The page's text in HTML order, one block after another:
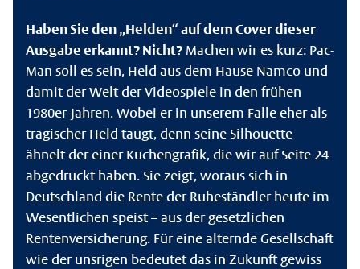
Haben Sie den „Helden“ auf dem Cover dieser
Ausgabe erkannt? Nicht? Machen wir es kurz: Pac-
Man soll es sein, Held aus dem Hause Namco und
damit der Welt der Videospiele in den frühen
1980er-Jahren. Wobei er in unserem Falle eher als
tragischer Held taugt, denn seine Silhouette
ähnelt der einer Kuchengrafik, die wir auf Seite 24
abgedruckt haben. Sie zeigt, woraus sich in
Deutschland die Rente der Ruheständler heute im
Wesentlichen speist – aus der gesetzlichen
Rentenversicherung. Für eine alternde Gesellschaft
wie der unsrigen bedeutet das in Zukunft gewiss